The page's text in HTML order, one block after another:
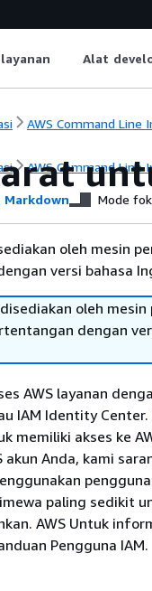
Alat
AWS Command Line
AWS Command Line
Markdown Mode
oleh mesin
versi bahasa
oleh
dengan
AWS layanan
IAM Identity Center.
memiliki akses ke
akun Anda, kami
paling sedikit
AWS Untuk
Pengguna IAM.